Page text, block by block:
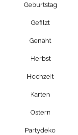
Geburtstag
Gefilzt
Genäht
Herbst
Hochzeit
Karten
Ostern
Partydeko